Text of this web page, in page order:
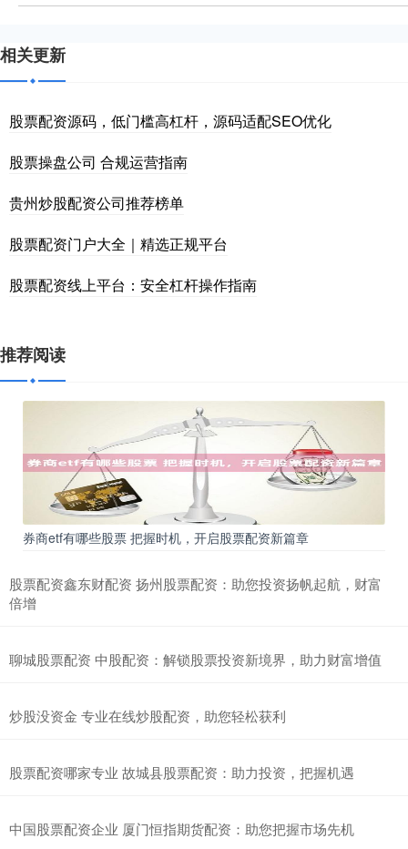
相关更新
股票配资源码，低门槛高杠杆，源码适配SEO优化
股票操盘公司 合规运营指南
贵州炒股配资公司推荐榜单
股票配资门户大全｜精选正规平台
股票配资线上平台：安全杠杆操作指南
推荐阅读
券商etf有哪些股票 把握时机，开启股票配资新篇章
股票配资鑫东财配资 扬州股票配资：助您投资扬帆起航，财富
倍增
聊城股票配资 中股配资：解锁股票投资新境界，助力财富增值
炒股没资金 专业在线炒股配资，助您轻松获利
股票配资哪家专业 故城县股票配资：助力投资，把握机遇
中国股票配资企业 厦门恒指期货配资：助您把握市场先机